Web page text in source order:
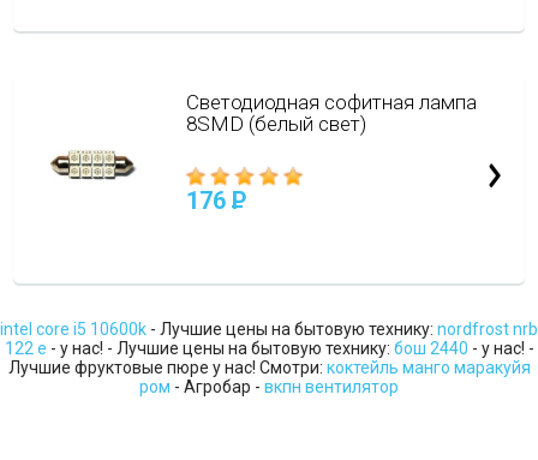
Светодиодная софитная лампа
8SMD (белый свет)
176 P
intel core i5 10600k - Лучшие цены на бытовую технику: nordfrost nrb
122 e - у нас! - Лучшие цены на бытовую технику: бош 2440 - у нас! -
Лучшие фруктовые пюре у нас! Смотри: коктейль манго маракуйя
ром - Агробар - вкпн вентилятор